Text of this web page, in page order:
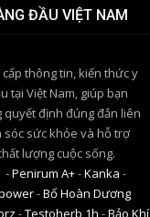
ĐẦU VIỆT NAM
thông tin, kiến thức y
tại Việt Nam, giúp bạn
định đúng đắn liên
sóc sức khỏe và hỗ trợ
lượng cuộc sống.
-Penirum A+-Kanka -
-Bổ Hoàn Dương
-Testoherb 1h -Bảo Khí